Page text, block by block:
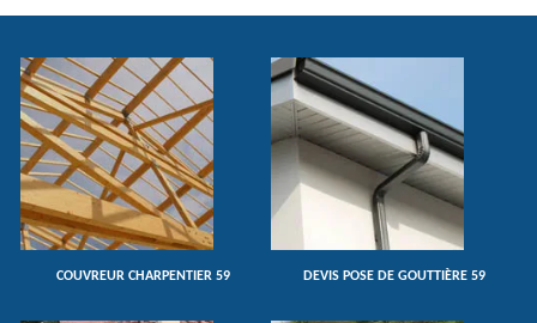
COUVREUR CHARPENTIER 59 DEVIS POSE DE GOUTTIÈRE 59